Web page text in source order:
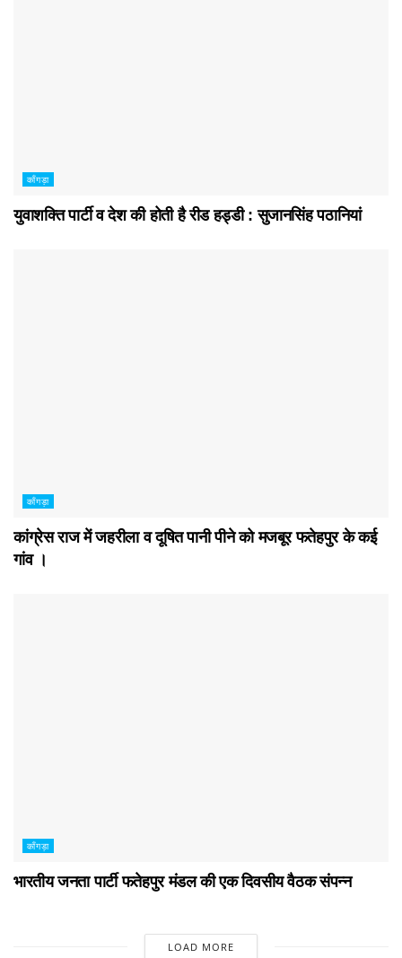
काँगड़ा
युवाशक्ति पार्टी व देश की होती है रीड हड्डी : सुजानसिंह पठानियां
काँगड़ा
कांग्रेस राज में जहरीला व दूषित पानी पीने को मजबूर फतेहपुर के कई
गांव ।
काँगड़ा
भारतीय जनता पार्टी फतेहपुर मंडल की एक दिवसीय वैठक संपन्न
LOAD MORE